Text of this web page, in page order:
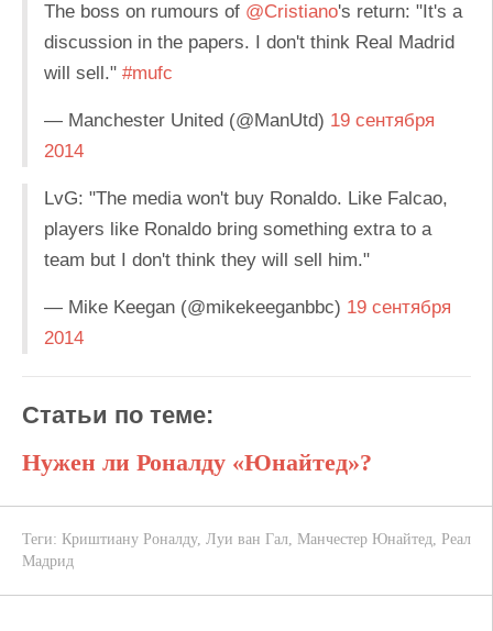
The boss on rumours of @Cristiano's return: "It's a
discussion in the papers. I don't think Real Madrid
will sell." #mufc
— Manchester United (@ManUtd) 19 сентября
2014
LvG: "The media won't buy Ronaldo. Like Falcao,
players like Ronaldo bring something extra to a
team but I don't think they will sell him."
— Mike Keegan (@mikekeeganbbc) 19 сентября
2014
Статьи по теме:
Нужен ли Роналду «Юнайтед»?
Теги: Криштиану Роналду, Луи ван Гал, Манчестер Юнайтед, Реал
Мадрид